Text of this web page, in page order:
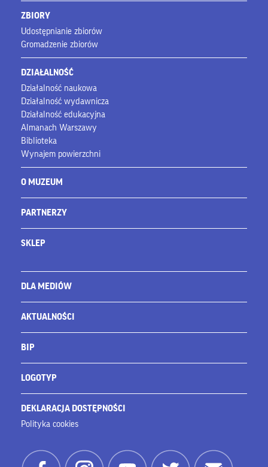
ZBIORY
Udostępnianie zbiorów
Gromadzenie zbiorów
DZIAŁALNOŚĆ
Działalność naukowa
Działalność wydawnicza
Działalność edukacyjna
Almanach Warszawy
Biblioteka
Wynajem powierzchni
O MUZEUM
PARTNERZY
SKLEP
DLA MEDIÓW
AKTUALNOŚCI
BIP
LOGOTYP
DEKLARACJA DOSTĘPNOŚCI
Polityka cookies